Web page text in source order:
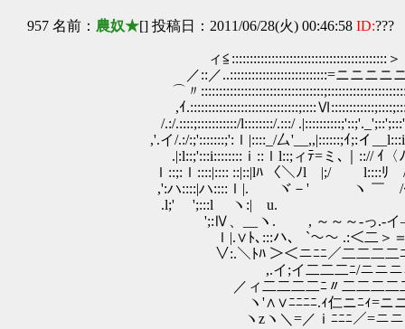
957 名前： 農奴★[] 投稿日：2011/06/28(火) 00:46:58 ID:???
ィ≦:::::::::::::::::::::::::::::::::::::::::::＞
／::／..:::::::::::::::::::::::::::=ニニニニニ
⌒〃
,ｲ
/.:/.::::;:::::::::::/l::::::::/.:::/
,'.イ/.:/:;':::::::;':ｌ|::::_/厶'__,,|::::::;ｲ;:イ
.|:l::;':::i::::::::ｉ::ｌl::;ィﾃ=ミ､｜::// ｲ〈ﾉ!}:ﾊ
ｌ::;:ｌ::::|:::: ::|::|lﾊ 〈＼ﾉl |;/ l::::ﾘ /
,':ハ::::|ハ::::ｌ|. ヾ－' ヽ ￣ /ｲ
.l;' ';:::l ヽ:| u.
';:Ⅳ、__ヽ. , ～～～‐っ.-イ―
ｌ|.∨ﾄ､:::ハ、 `～～ .:＜二＞＝－┴ﾐ.
∨:.＼ﾄﾊ ＞＜ニﾆﾆ／二二二二ﾆ
,.イ;イ二二二ﾆ/ニニニニニﾆ
／ィ二二二二ﾆ〃二二二二二二
ヽ'∧∨ﾆﾆﾆﾆ.ｨ仁ニﾆｨ=ニニニニ
ヽzヽ＼=／ｉﾆﾆﾆ／=ニニニ